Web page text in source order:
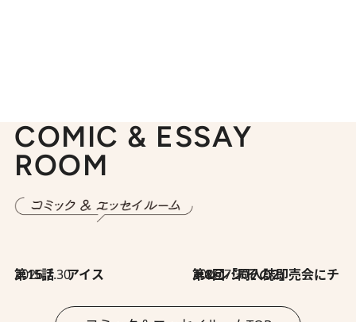
COMIC & ESSAY
ROOM
2026.7.30
第15話 アイス 2026.7.30
第8回「同人誌即売会にチャレンジ その2」